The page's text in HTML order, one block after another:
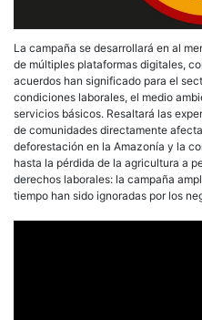
La campaña se desarrollará en al
de múltiples plataformas digitales,
acuerdos han significado para el
condiciones laborales, el medio
servicios básicos. Resaltará las
de comunidades directamente
deforestación en la Amazonía y la
hasta la pérdida de la agricultura a
derechos laborales: la campaña
tiempo han sido ignoradas por los